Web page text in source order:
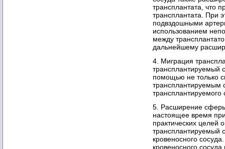
трансплантата, что
трансплантата. При
подвздошными
использованием
между
дальнейшему
4. Миграция
трансплантируемый
помощью не только
трансплантируемым
трансплантируемого
5. Расширение
настоящее время
практических целей
трансплантируемый
кровеносного
кровеносного